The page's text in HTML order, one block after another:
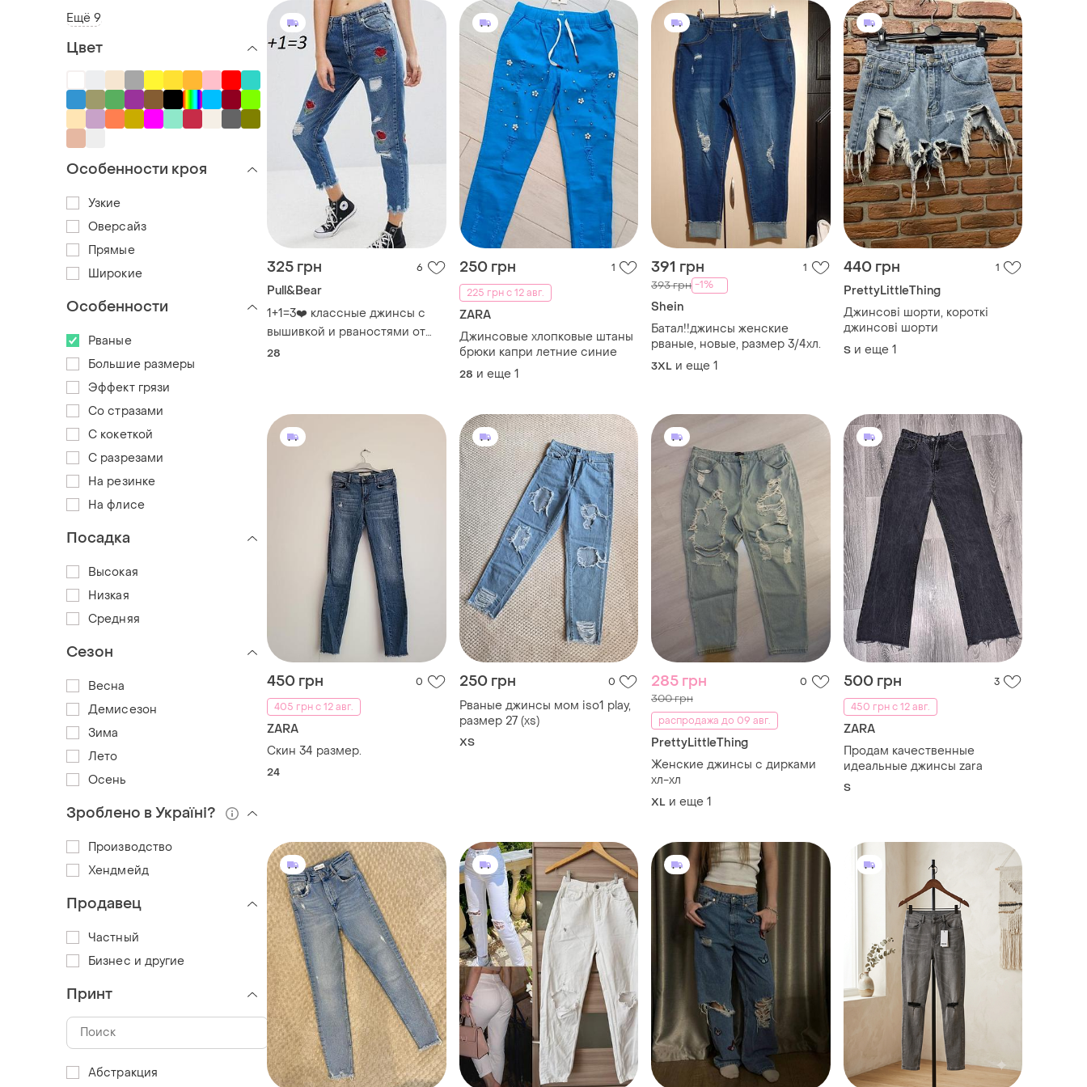
325 грн 6
Pull&Bear
1+1=3❤️ классные джинсы с
вышивкой и рваностями от
pull &amp; bear
28
250 грн
1
225 грн с 12 авг.
ZARA
Джинсовые хлопковые штаны
брюки капри летние синие
28 и еще 1
391 грн 1
393 грн -1%
Shein
Батал!!джинсы женские
рваные, новые, размер 3/4хл.
3XL и еще 1
440 грн 1
PrettyLittleThing
Джинсові шорти, короткі
джинсові шорти
S и еще 1
450 грн
0
405 грн с 12 авг.
ZARA
Скин 34 размер.
24
250 грн 0
Рваные джинсы мом iso1 play,
размер 27 (xs)
XS
285 грн 0
300 грн
распродажа до 09 авг.
PrettyLittleThing
Женские джинсы с дирками
хл-хл
XL и еще 1
500 грн
3
450 грн с 12 авг.
ZARA
Продам качественные
идеальные джинсы zara
S
Ещё 9
Цвет
Особенности кроя
Узкие
Оверсайз
Прямые
Широкие
Особенности
Рваные
Большие размеры
Эффект грязи
Со стразами
С кокеткой
С разрезами
На резинке
На флисе
Посадка
Высокая
Низкая
Средняя
Сезон
Весна
Демисезон
Зима
Лето
Осень
Зроблено в Україні?
Производство
Хендмейд
Продавец
Частный
Бизнес и другие
Принт
Абстракция